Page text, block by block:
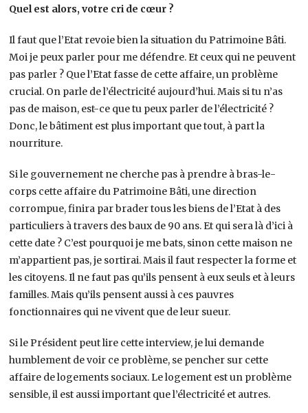
Quel est alors, votre cri de cœur ?
Il faut que l’Etat revoie bien la situation du Patrimoine Bâti.
Moi je peux parler pour me défendre. Et ceux qui ne peuvent
pas parler ? Que l’Etat fasse de cette affaire, un problème
crucial. On parle de l’électricité aujourd’hui. Mais si tu n’as
pas de maison, est-ce que tu peux parler de l’électricité ?
Donc, le bâtiment est plus important que tout, à part la
nourriture.
Si le gouvernement ne cherche pas à prendre à bras-le-
corps cette affaire du Patrimoine Bâti, une direction
corrompue, finira par brader tous les biens de l’Etat à des
particuliers à travers des baux de 90 ans. Et qui sera là d’ici à
cette date ? C’est pourquoi je me bats, sinon cette maison ne
m’appartient pas, je sortirai. Mais il faut respecter la forme et
les citoyens. Il ne faut pas qu’ils pensent à eux seuls et à leurs
familles. Mais qu’ils pensent aussi à ces pauvres
fonctionnaires qui ne vivent que de leur sueur.
Si le Président peut lire cette interview, je lui demande
humblement de voir ce problème, se pencher sur cette
affaire de logements sociaux. Le logement est un problème
sensible, il est aussi important que l’électricité et autres.